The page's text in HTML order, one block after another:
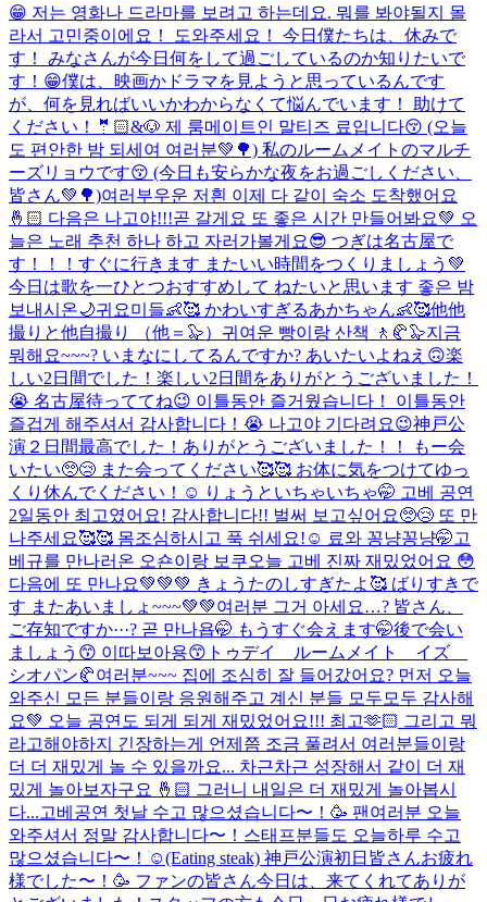
😁 저는 영화나 드라마를 보려고 하는데요. 뭐를 봐야될지 몰
라서 고민중이에요！ 도와주세요！ 今日僕たちは、休みで
す！ みなさんが今日何をして過ごしているのか知りたいで
す！😁僕は、映画かドラマを見ようと思っているんです
が、何を見ればいいかわからなくて悩んでいます！ 助けて
ください！
🤵🏻&🐶 제 룸메이트인 말티즈 료입니다😚 (오늘
도 편안한 밤 되세여 여러분💚🌳) 私のルームメイトのマルチ
ーズリョウです😚 (今日も安らかな夜をお過ごしください、
皆さん💚🌳)여러부우운 저흰 이제 다 같이 숙소 도착했어요
🤞🏻 다음은 나고야!!!곧 갈게요 또 좋은 시간 만들어봐요💚 오
늘은 노래 추천 하나 하고 자러가볼게요😎 つぎは名古屋で
す！！！すぐに行きます またいい時間をつくりましょう💚
今日は歌を一ひとつおすすめして ねたいと思います 좋은 밤
보내시온🌙귀요미들👶🥰 かわいすぎるあかちゃん👶🥰他他
撮りと他自撮り （他＝🦭） 귀여운 빵이랑 산책 🚶🥐🦭지금
뭐해요~~~? いまなにしてるんですか? あいたいよねえ🙃楽
しい2日間でした！楽しい2日間をありがとうございました！
😭 名古屋待っててね😉 이틀동안 즐거웠습니다！ 이틀동안
즐겁게 해주셔서 감사합니다！😭 나고야 기다려요😉神戸公
演２日間最高でした！ありがとうございました！！ もー会
いたい🥺😢 また会ってください🥰🥰 お体に気をつけてゆっ
くり休んでください！☺️ りょうといちゃいちゃ🤭 고베 공연
2일동안 최고였어요! 감사합니다!! 벌써 보고싶어요🥺😢 또 만
나주세요🥰🥰 몸조심하시고 푹 쉬세요!☺️ 료와 꽁냥꽁냥🤭고
베규를 만나러온 오숀이랑 보쿠오늘 고베 진짜 재밌었어요 😳
다음에 또 만나요💚💚💚 きょうたのしすぎたよ🥰 ばりすきで
す またあいましょ~~~💚💚여러분 그거 아세요…? 皆さん、
ご存知ですか···? 곧 만나욥🤭 もうすぐ会えます🤭後で会い
ましょう😙 이따보아용😙 トゥデイ ルームメイト イズ
シオパン🥐여러분~~~ 집에 조심히 잘 들어갔어요? 먼저 오늘
와주신 모든 분들이랑 응원해주고 계신 분들 모두모두 감사해
요💚 오늘 공연도 되게 되게 재밌었어요!!! 최고🫶🏻 그리고 뭐
라고해야하지 긴장하는게 언제쯤 조금 풀려서 여러분들이랑
더 더 재밌게 놀 수 있을까요... 차근차근 성장해서 같이 더 재
밌게 놀아보자구요 🤞🏻 그러니 내일은 더 재밌게 놀아봅시
다...고베공연 첫날 수고 많으셨습니다〜！🥳 팬여러분 오늘
와주셔서 정말 감사합니다〜！스태프분들도 오늘하루 수고
많으셨습니다〜！☺️(Eating steak) 神戸公演初日皆さんお疲れ
様でした〜！🥳 ファンの皆さん今日は、来てくれてありが